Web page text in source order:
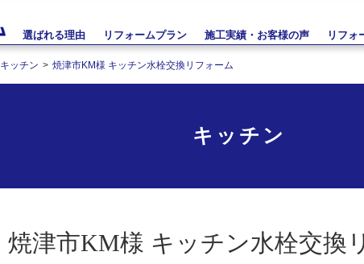
選ばれる理由 リフォームプラン 施工実績・お客様の声 リフォ
キッチン 焼津市KM様 キッチン水栓交換リフォーム
キッチン
焼津市KM様 キッチン水栓交換